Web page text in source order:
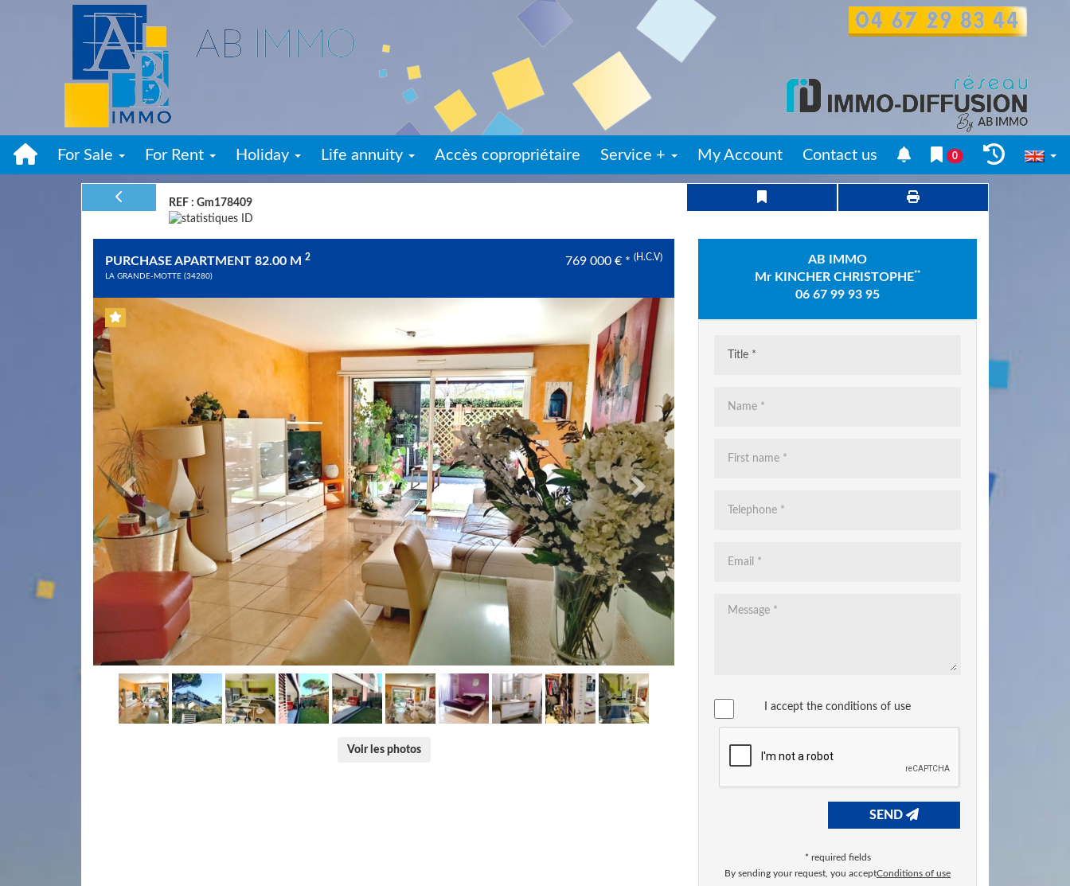
For Sale For Rent Holiday Life annuity Accès copropriétaire Service + My Account Contact us 0
REF : Gm178409
​PURCHASE APARTMENT 82.00 M 2
LA GRANDE-MOTTE (34280)
769 000 € * (H.C.V)
Previous Next
Voir les photos
AB IMMO
Mr KINCHER CHRISTOPHE**
06 67 99 93 95
I accept the conditions of use
SEND
* required fields
​By sending your request, you accept​Conditions of use